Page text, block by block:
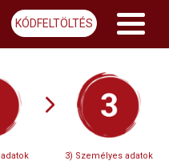
KÓDFELTÖLTÉS
3) Személyes adatok